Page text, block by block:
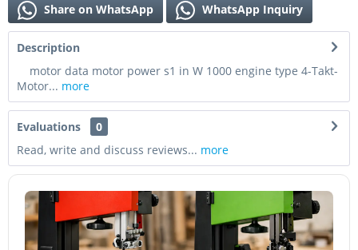
Share on WhatsApp WhatsApp Inquiry
Description
motor data motor power s1 in W 1000 engine type 4-Takt-
Motor... more
Evaluations
0
Read, write and discuss reviews... more